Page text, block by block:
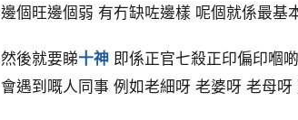
邊個旺邊個弱 有冇缺咗邊樣 呢個就係最基
然後就要睇十神 即係正官七殺正印偏印嗰
會遇到嘅人同事 例如老細呀 老婆呀 老母